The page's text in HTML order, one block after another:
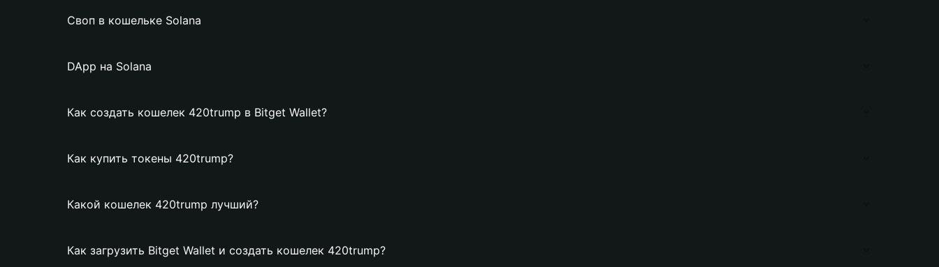
Своп в кошельке Solana
DApp на Solana
Как создать кошелек 420trump в Bitget Wallet?
Как купить токены 420trump?
Какой кошелек 420trump лучший?
Как загрузить Bitget Wallet и создать кошелек 420trump?